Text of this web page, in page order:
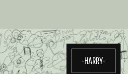
-HARRY-